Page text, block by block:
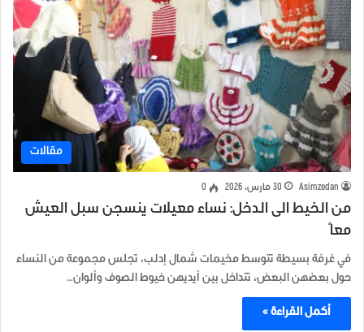
مقالات
Asimzedan 30 مارس، 2026 0
من الخيط الى الدخل: نساء معيلات ينسجن سبل العيش
معاً
في غرفة بسيطة تتوسط مخيمات شمال إدلب، تجلس مجموعة من النساء
حول بعضهن البعض، تتداخل بين أيديهن خيوط الصوف وألوان…
أكمل القراءة »